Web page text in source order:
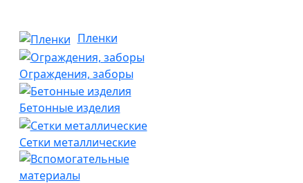
Пленки
Ограждения, заборы
Бетонные изделия
Сетки металлические